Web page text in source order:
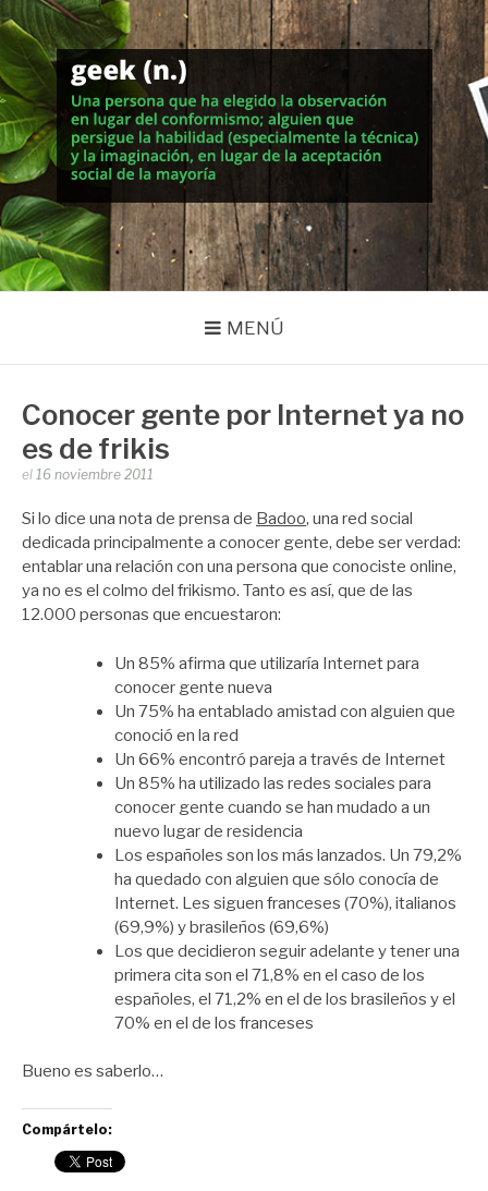
Saltar
al
contenido
MUNDO GEEK
Vida inteligente en la geekosfera
MENÚ
Conocer gente por Internet ya no
es de frikis
Publicado
Zootropo
el 16 noviembre 2011
Si lo dice una nota de prensa de Badoo, una red social
dedicada principalmente a conocer gente, debe ser verdad:
entablar una relación con una persona que conociste online,
ya no es el colmo del frikismo. Tanto es así, que de las
12.000 personas que encuestaron:
Un 85% afirma que utilizaría Internet para
conocer gente nueva
Un 75% ha entablado amistad con alguien que
conoció en la red
Un 66% encontró pareja a través de Internet
Un 85% ha utilizado las redes sociales para
conocer gente cuando se han mudado a un
nuevo lugar de residencia
Los españoles son los más lanzados. Un 79,2%
ha quedado con alguien que sólo conocía de
Internet. Les siguen franceses (70%), italianos
(69,9%) y brasileños (69,6%)
Los que decidieron seguir adelante y tener una
primera cita son el 71,8% en el caso de los
españoles, el 71,2% en el de los brasileños y el
70% en el de los franceses
Bueno es saberlo…
Compártelo: